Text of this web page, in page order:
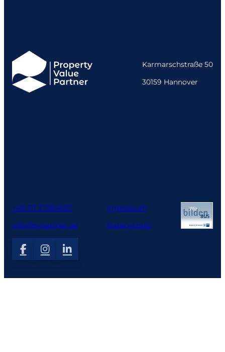
Karmarschstraße 50
30159 Hannover
+49 511 37384667
info@pvpartner.de
Impressum
Datenschutz